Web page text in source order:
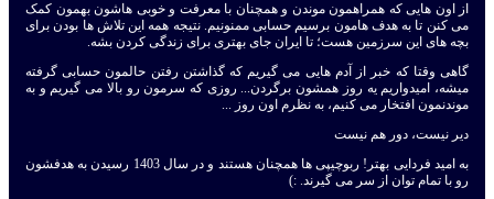
از اون هایی که همراهمون موندن و همچنان با معرفت و خوبی هاشون بهمون کمک
می کنن تا به هدف هامون برسیم حسابی ممنونیم. نتیجه همه این تلاش ها بودن برای
بچه های این سرزمین هست؛ تا ایران جای بهتری برای زندگی کردن بشه.
گاهی وقتا که خبر از آدم هایی می گیریم که گذاشتن رفتن حالمون حسابی گرفته
میشه، امیدواریم یه روز همشون برگردن... روزی که سرمون رو بالا می گیریم و به
موندنمون افتخار می کنیم، به نظرم اون روز ...
دیر نیست، دور هم نیست
به امید فردایی بهتر! ربوچیپی ها همچنان هستند و در سال 1403 رسیدن به هدفشون
رو با تمام توان از سر می گیرند. :)